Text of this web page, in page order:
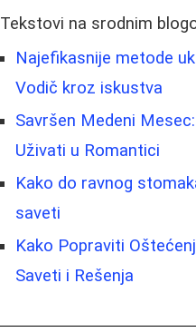
Tekstovi na srodnim
Najefikasnije metode
Vodič kroz iskustva
Savršen Medeni
Uživati u Romantici
Kako do ravnog
saveti
Kako Popraviti
Saveti i Rešenja